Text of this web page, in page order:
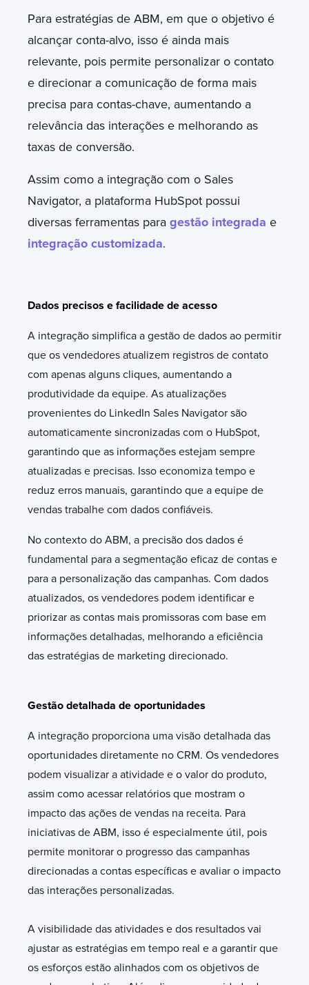
Para estratégias de ABM, em que o objetivo é
alcançar conta-alvo, isso é ainda mais
relevante, pois permite personalizar o contato
e direcionar a comunicação de forma mais
precisa para contas-chave, aumentando a
relevância das interações e melhorando as
taxas de conversão.
Assim como a integração com o Sales
Navigator, a plataforma HubSpot possui
diversas ferramentas para gestão integrada e
integração customizada.
Dados precisos e facilidade de acesso
A integração simplifica a gestão de dados ao permitir
que os vendedores atualizem registros de contato
com apenas alguns cliques, aumentando a
produtividade da equipe. As atualizações
provenientes do LinkedIn Sales Navigator são
automaticamente sincronizadas com o HubSpot,
garantindo que as informações estejam sempre
atualizadas e precisas. Isso economiza tempo e
reduz erros manuais, garantindo que a equipe de
vendas trabalhe com dados confiáveis.
No contexto do ABM, a precisão dos dados é
fundamental para a segmentação eficaz de contas e
para a personalização das campanhas. Com dados
atualizados, os vendedores podem identificar e
priorizar as contas mais promissoras com base em
informações detalhadas, melhorando a eficiência
das estratégias de marketing direcionado.
Gestão detalhada de oportunidades
A integração proporciona uma visão detalhada das
oportunidades diretamente no CRM. Os vendedores
podem visualizar a atividade e o valor do produto,
assim como acessar relatórios que mostram o
impacto das ações de vendas na receita. Para
iniciativas de ABM, isso é especialmente útil, pois
permite monitorar o progresso das campanhas
direcionadas a contas específicas e avaliar o impacto
das interações personalizadas.
A visibilidade das atividades e dos resultados vai
ajustar as estratégias em tempo real e a garantir que
os esforços estão alinhados com os objetivos de